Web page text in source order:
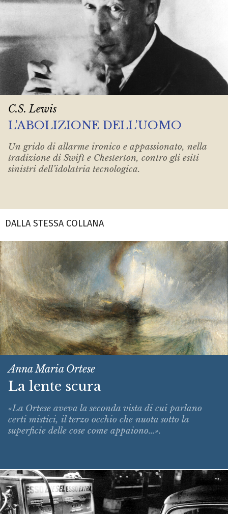
C.S. Lewis
L’ABOLIZIONE DELL’UOMO
Un grido di allarme ironico e appassionato, nella
tradizione di Swift e Chesterton, contro gli esiti
sinistri dell’idolatria tecnologica.
DALLA STESSA COLLANA
Anna Maria Ortese
La lente scura
«La Ortese aveva la seconda vista di cui parlano
certi mistici, il terzo occhio che nuota sotto la
superficie delle cose come appaiono...».